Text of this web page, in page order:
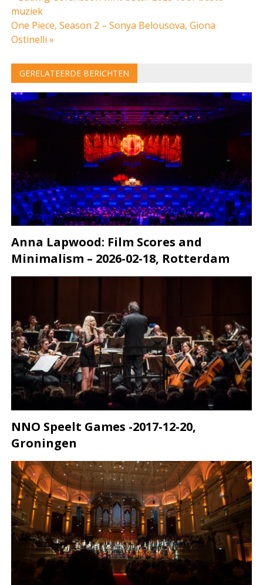
navigatie
muziek
One Piece, Season 2 – Sonya Belousova, Giona
Ostinelli »
GERELATEERDE BERICHTEN
Anna Lapwood: Film Scores and
Minimalism – 2026-02-18, Rotterdam
NNO Speelt Games -2017-12-20,
Groningen